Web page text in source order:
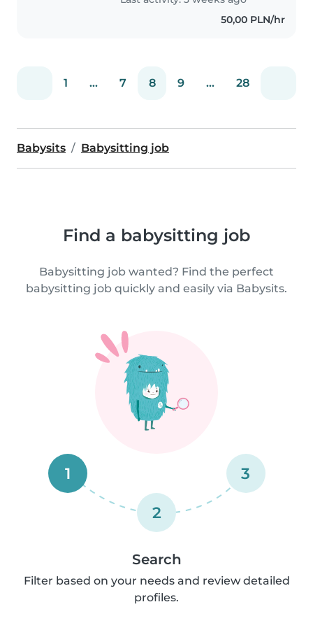
50,00 PLN/hr
1 ... 7 8 9 ... 28
Babysits Babysitting job
Find a babysitting job
Babysitting job wanted? Find the perfect
babysitting job quickly and easily via Babysits.
1
2
3
Search
Filter based on your needs and review detailed
profiles.